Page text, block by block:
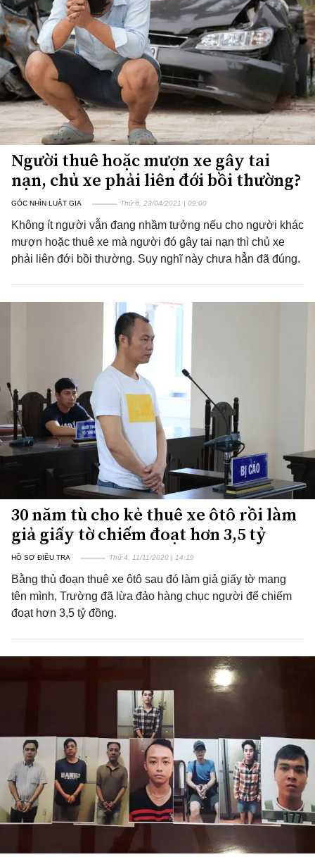
Người thuê hoặc mượn xe gây tai
nạn, chủ xe phải liên đới bồi thường?
GÓC NHÌN LUẬT GIA Thứ 6, 23/04/2021 | 09:00
Không ít người vẫn đang nhầm tưởng nếu cho người khác
mượn hoặc thuê xe mà người đó gây tai nạn thì chủ xe
phải liên đới bồi thường. Suy nghĩ này chưa hẳn đã đúng.
30 năm tù cho kẻ thuê xe ôtô rồi làm
giả giấy tờ chiếm đoạt hơn 3,5 tỷ
HỒ SƠ ĐIỀU TRA Thứ 4, 11/11/2020 | 14:19
Bằng thủ đoạn thuê xe ôtô sau đó làm giả giấy tờ mang
tên mình, Trường đã lừa đảo hàng chục người để chiếm
đoạt hơn 3,5 tỷ đồng.